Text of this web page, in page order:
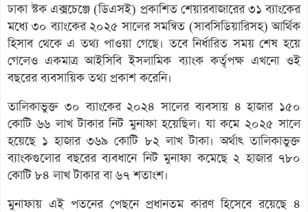
ঢাকা স্টক এক্সচেঞ্জে (ডিএসই) প্রকাশিত শেয়ারবাজারের ৩১ ব্যাংকের
মধ্যে ৩০ ব্যাংকের ২০২৫ সালের সমন্বিত (সাবসিডিয়ারিসহ) আর্থিক
হিসাব থেকে এ তথ্য পাওয়া গেছে। তবে নির্ধারিত সময় শেষ হয়ে
গেলেও একমাত্র আইসিবি ইসলামিক ব্যাংক কর্তৃপক্ষ এখনো ওই
বছরের ব্যবসায়িক তথ্য প্রকাশ করেনি।
তালিকাভুক্ত ৩০ ব্যাংকের ২০২৪ সালের ব্যবসায় ৪ হাজার ১৫০
কোটি ৬৬ লাখ টাকার নিট মুনাফা হয়েছিল। যা কমে ২০২৫ সালে
হয়েছে ১ হাজার ৩৬৯ কোটি ৮২ লাখ টাকা। অর্থাৎ তালিকাভুক্ত
ব্যাংকগুলোর বছরের ব্যবধানে নিট মুনাফা কমেছে ২ হাজার ৭৮০
কোটি ৮৪ লাখ টাকার বা ৬৭ শতাংশ।
মুনাফায় এই পতনের পেছনে প্রধানতম কারণ হিসেবে রয়েছে ৪